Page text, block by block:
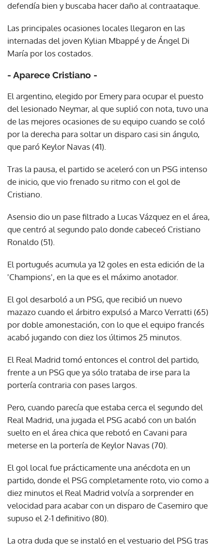
defendía bien y buscaba hacer daño al contraataque.
Las principales ocasiones locales llegaron en las
internadas del joven Kylian Mbappé y de Ángel Di
María por los costados.
- Aparece Cristiano -
El argentino, elegido por Emery para ocupar el puesto
del lesionado Neymar, al que suplió con nota, tuvo una
de las mejores ocasiones de su equipo cuando se coló
por la derecha para soltar un disparo casi sin ángulo,
que paró Keylor Navas (41).
Tras la pausa, el partido se aceleró con un PSG intenso
de inicio, que vio frenado su ritmo con el gol de
Cristiano.
Asensio dio un pase filtrado a Lucas Vázquez en el área,
que centró al segundo palo donde cabeceó Cristiano
Ronaldo (51).
El portugués acumula ya 12 goles en esta edición de la
'Champions', en la que es el máximo anotador.
El gol desarboló a un PSG, que recibió un nuevo
mazazo cuando el árbitro expulsó a Marco Verratti (65)
por doble amonestación, con lo que el equipo francés
acabó jugando con diez los últimos 25 minutos.
El Real Madrid tomó entonces el control del partido,
frente a un PSG que ya sólo trataba de irse para la
portería contraria con pases largos.
Pero, cuando parecía que estaba cerca el segundo del
Real Madrid, una jugada el PSG acabó con un balón
suelto en el área chica que rebotó en Cavani para
meterse en la portería de Keylor Navas (70).
El gol local fue prácticamente una anécdota en un
partido, donde el PSG completamente roto, vio como a
diez minutos el Real Madrid volvía a sorprender en
velocidad para acabar con un disparo de Casemiro que
supuso el 2-1 definitivo (80).
La otra duda que se instaló en el vestuario del PSG tras